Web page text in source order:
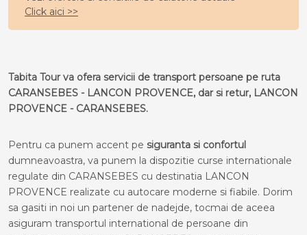
Click aici >>
Tabita Tour va ofera servicii de transport persoane pe ruta
CARANSEBES - LANCON PROVENCE, dar si retur, LANCON
PROVENCE - CARANSEBES.
Pentru ca punem accent pe siguranta si confortul
dumneavoastra, va punem la dispozitie curse internationale
regulate din CARANSEBES cu destinatia LANCON
PROVENCE realizate cu autocare moderne si fiabile. Dorim
sa gasiti in noi un partener de nadejde, tocmai de aceea
asiguram transportul international de persoane din